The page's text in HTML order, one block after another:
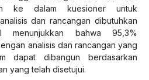
ke dalam kuesioner untuk
dan rancangan dibutuhkan
menunjukkan bahwa 95,3%
analisis dan rancangan yang
dapat dibangun berdasarkan
yang telah disetujui.